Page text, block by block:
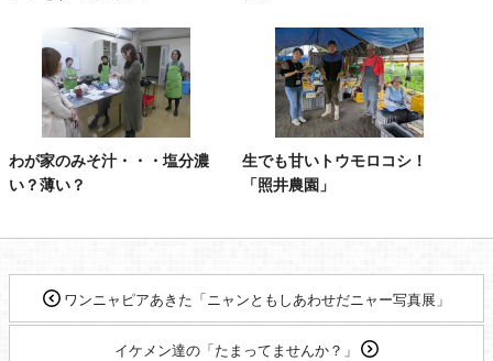
わが家のみそ汁・・・塩分濃
い？薄い？
生でも甘いトウモロコシ！
「照井農園」
ワンニャピアあきた「ニャンともしあわせだニャー写真展」
イケメン達の「たまってませんか？」